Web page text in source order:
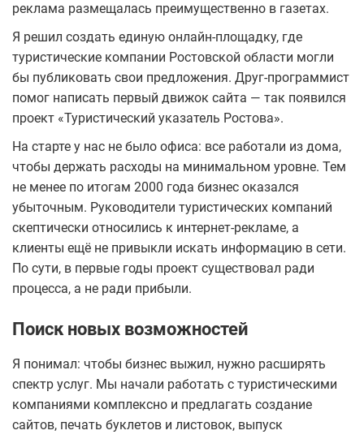
реклама размещалась преимущественно в газетах.
Я решил создать единую онлайн-площадку, где
туристические компании Ростовской области могли
бы публиковать свои предложения. Друг-программист
помог написать первый движок сайта — так появился
проект «Туристический указатель Ростова».
На старте у нас не было офиса: все работали из дома,
чтобы держать расходы на минимальном уровне. Тем
не менее по итогам 2000 года бизнес оказался
убыточным. Руководители туристических компаний
скептически относились к интернет-рекламе, а
клиенты ещё не привыкли искать информацию в сети.
По сути, в первые годы проект существовал ради
процесса, а не ради прибыли.
Поиск новых возможностей
Я понимал: чтобы бизнес выжил, нужно расширять
спектр услуг. Мы начали работать с туристическими
компаниями комплексно и предлагать создание
сайтов, печать буклетов и листовок, выпуск